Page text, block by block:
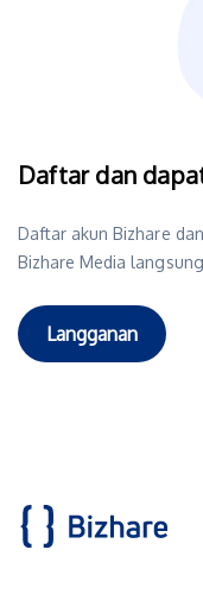
Daftar dan
Daftar akun Bizhare
Bizhare Media
Langganan